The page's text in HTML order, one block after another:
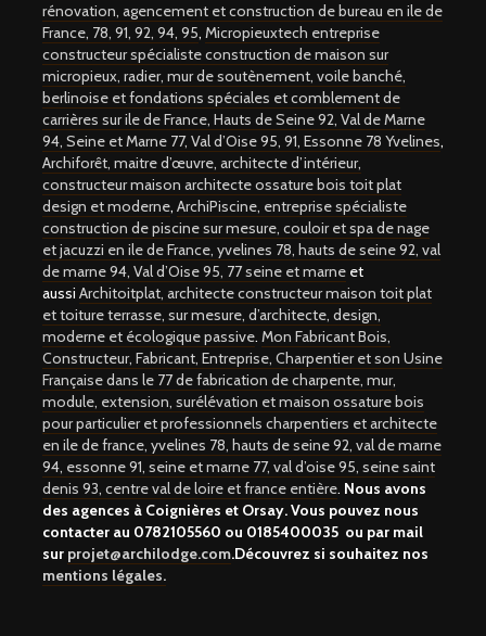
rénovation, agencement et construction de bureau en ile de
France, 78, 91, 92, 94, 95, Micropieuxtech entreprise
constructeur spécialiste construction de maison sur
micropieux, radier, mur de soutènement, voile banché,
berlinoise et fondations spéciales et comblement de
carrières sur ile de France, Hauts de Seine 92, Val de Marne
94, Seine et Marne 77, Val d’Oise 95, 91, Essonne 78 Yvelines,
Archiforêt, maitre d’œuvre, architecte d’intérieur,
constructeur maison architecte ossature bois toit plat
design et moderne, ArchiPiscine, entreprise spécialiste
construction de piscine sur mesure, couloir et spa de nage
et jacuzzi en ile de France, yvelines 78, hauts de seine 92, val
de marne 94, Val d’Oise 95, 77 seine et marne et
aussi Architoitplat, architecte constructeur maison toit plat
et toiture terrasse, sur mesure, d’architecte, design,
moderne et écologique passive. Mon Fabricant Bois,
Constructeur, Fabricant, Entreprise, Charpentier et son Usine
Française dans le 77 de fabrication de charpente, mur,
module, extension, surélévation et maison ossature bois
pour particulier et professionnels charpentiers et architecte
en ile de france, yvelines 78, hauts de seine 92, val de marne
94, essonne 91, seine et marne 77, val d’oise 95, seine saint
denis 93, centre val de loire et france entière. Nous avons
des agences à Coignières et Orsay. Vous pouvez nous
contacter au 0782105560 ou 0185400035 ou par mail
sur projet@archilodge.com.Découvrez si souhaitez nos
mentions légales.